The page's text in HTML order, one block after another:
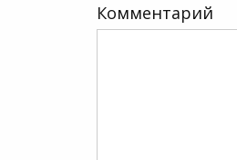
Комментарий